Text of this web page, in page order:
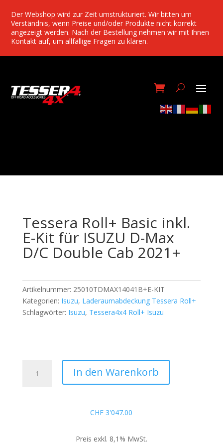
Der Webshop wird zur Zeit umstrukturiert. Wir bitten um
Verständnis, wenn Preise und/oder Produkte nicht korrekt
angezeigt werden. Nach der Bestellung nehmen wir mit Ihnen
Kontakt auf, um allfällige Fragen zu klären.
Tessera Roll+ Basic inkl.
E-Kit für ISUZU D-Max
D/C Double Cab 2021+
Artikelnummer: 25010TDMAX14041B+E-KIT
Kategorien: Isuzu, Laderaumabdeckung Tessera Roll+
Schlagwörter: Isuzu, Tessera4x4 Roll+ Isuzu
Roll+
In den Warenkorb
CHF 3'047.00
Preis exkl. 8,1% MwSt.